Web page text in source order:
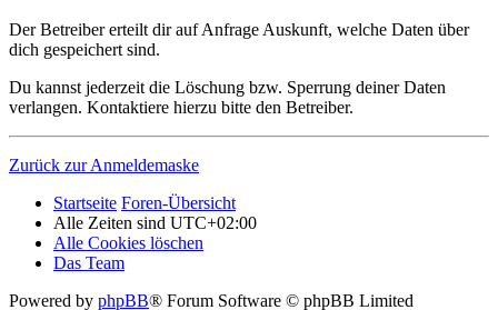
Der Betreiber erteilt dir auf Anfrage Auskunft, welche Daten über
dich gespeichert sind.
Du kannst jederzeit die Löschung bzw. Sperrung deiner Daten
verlangen. Kontaktiere hierzu bitte den Betreiber.
Zurück zur Anmeldemaske
Startseite Foren-Übersicht
Alle Zeiten sind UTC+02:00
Alle Cookies löschen
Das Team
Powered by phpBB® Forum Software © phpBB Limited